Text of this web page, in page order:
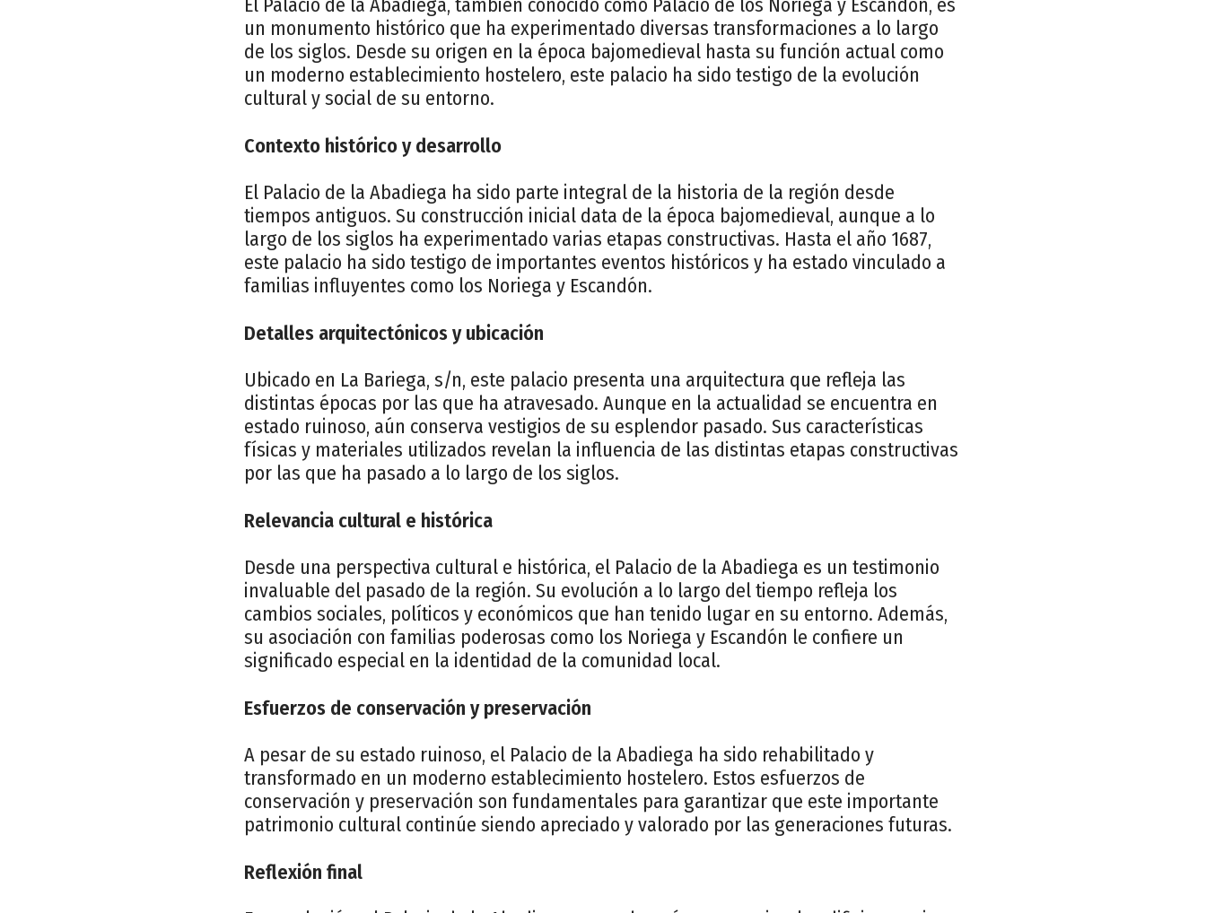
un monumento histórico que ha experimentado diversas transformaciones a lo largo
de los siglos. Desde su origen en la época bajomedieval hasta su función actual como
un moderno establecimiento hostelero, este palacio ha sido testigo de la evolución
cultural y social de su entorno.
Contexto histórico y desarrollo
El Palacio de la Abadiega ha sido parte integral de la historia de la región desde
tiempos antiguos. Su construcción inicial data de la época bajomedieval, aunque a lo
largo de los siglos ha experimentado varias etapas constructivas. Hasta el año 1687,
este palacio ha sido testigo de importantes eventos históricos y ha estado vinculado a
familias influyentes como los Noriega y Escandón.
Detalles arquitectónicos y ubicación
Ubicado en La Bariega, s/n, este palacio presenta una arquitectura que refleja las
distintas épocas por las que ha atravesado. Aunque en la actualidad se encuentra en
estado ruinoso, aún conserva vestigios de su esplendor pasado. Sus características
físicas y materiales utilizados revelan la influencia de las distintas etapas constructivas
por las que ha pasado a lo largo de los siglos.
Relevancia cultural e histórica
Desde una perspectiva cultural e histórica, el Palacio de la Abadiega es un testimonio
invaluable del pasado de la región. Su evolución a lo largo del tiempo refleja los
cambios sociales, políticos y económicos que han tenido lugar en su entorno. Además,
su asociación con familias poderosas como los Noriega y Escandón le confiere un
significado especial en la identidad de la comunidad local.
Esfuerzos de conservación y preservación
A pesar de su estado ruinoso, el Palacio de la Abadiega ha sido rehabilitado y
transformado en un moderno establecimiento hostelero. Estos esfuerzos de
conservación y preservación son fundamentales para garantizar que este importante
patrimonio cultural continúe siendo apreciado y valorado por las generaciones futuras.
Reflexión final